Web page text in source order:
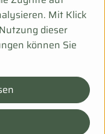
im GlasMit Klick
dieser
können Sie